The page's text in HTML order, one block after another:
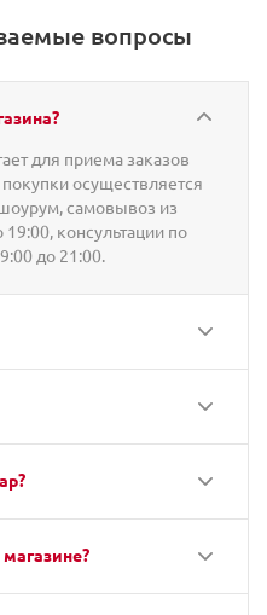
вопросы
для приема заказов
осуществляется
самовывоз из
19:00, консультации по
до 21:00.